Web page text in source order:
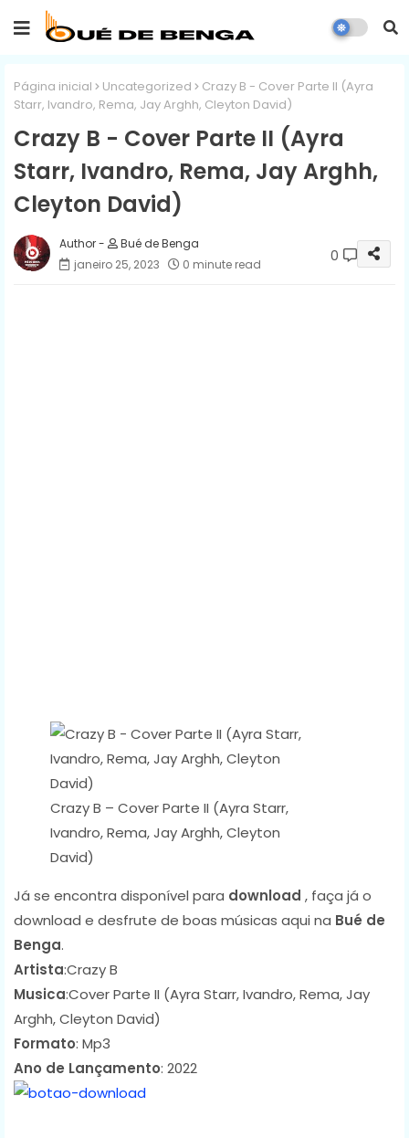
Página inicial Uncategorized
Crazy B - Cover Parte II (Ayra
Starr, Ivandro, Rema, Jay Arghh, Cleyton David)
Crazy B - Cover Parte II (Ayra
Starr, Ivandro, Rema, Jay Arghh,
Cleyton David)
Bué de Benga
janeiro 25, 2023
0 minute read 0
Crazy B – Cover Parte II (Ayra Starr,
Ivandro, Rema, Jay Arghh, Cleyton
David)
Já se encontra disponível para download , faça já o
download e desfrute de boas músicas aqui na Bué de
Benga.
Artista:Crazy B
Musica:Cover Parte II (Ayra Starr, Ivandro, Rema, Jay
Arghh, Cleyton David)
Formato: Mp3
Ano de Lançamento: 2022